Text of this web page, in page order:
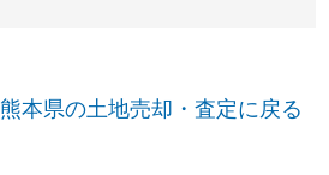
熊本県の土地売却・査定に戻る